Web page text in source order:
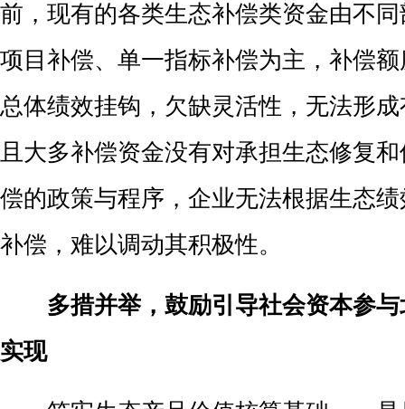
前，现有的各类生态补偿类资金由不
项目补偿、单一指标补偿为主，补偿
总体绩效挂钩，欠缺灵活性，无法形
且大多补偿资金没有对承担生态修复
偿的政策与程序，企业无法根据生态
补偿，难以调动其积极性。
多措并举，鼓励引导社会资本参
实现